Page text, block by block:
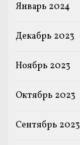
Январь 2024
Декабрь 2023
Ноябрь 2023
Октябрь 2023
Сентябрь 2023